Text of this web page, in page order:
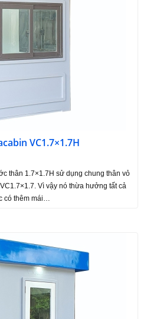
VC1.7×1.7H
thân 1.7×1.7H sử dụng chung thân vỏ
Vì vậy nó thừa hưởng tất cả
có thêm mái…